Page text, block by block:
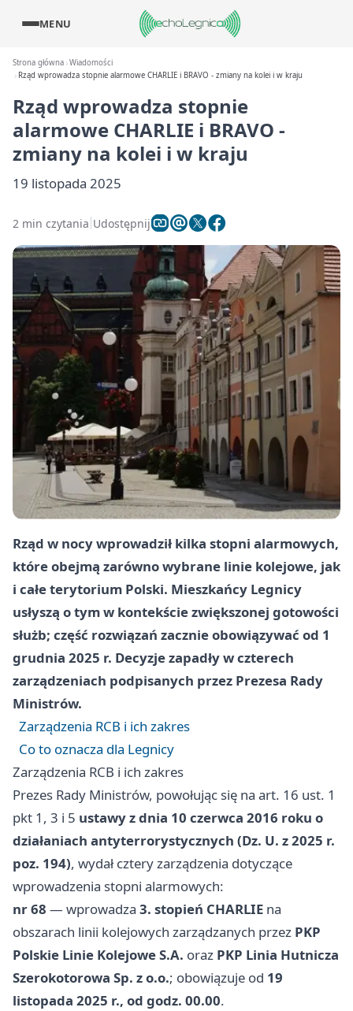
MENU
Strona główna Wiadomości
Rząd wprowadza stopnie alarmowe CHARLIE i BRAVO - zmiany na kolei i w kraju
Rząd wprowadza stopnie
alarmowe CHARLIE i BRAVO -
zmiany na kolei i w kraju
19 listopada 2025
2 min czytania Udostępnij
Rząd w nocy wprowadził kilka stopni alarmowych,
które obejmą zarówno wybrane linie kolejowe, jak
i całe terytorium Polski. Mieszkańcy Legnicy
usłyszą o tym w kontekście zwiększonej gotowości
służb; część rozwiązań zacznie obowiązywać od 1
grudnia 2025 r. Decyzje zapadły w czterech
zarządzeniach podpisanych przez Prezesa Rady
Ministrów.
Zarządzenia RCB i ich zakres
Co to oznacza dla Legnicy
Zarządzenia RCB i ich zakres
Prezes Rady Ministrów, powołując się na art. 16 ust. 1
pkt 1, 3 i 5 ustawy z dnia 10 czerwca 2016 roku o
działaniach antyterrorystycznych (Dz. U. z 2025 r.
poz. 194), wydał cztery zarządzenia dotyczące
wprowadzenia stopni alarmowych:
nr 68 — wprowadza 3. stopień CHARLIE na
obszarach linii kolejowych zarządzanych przez PKP
Polskie Linie Kolejowe S.A. oraz PKP Linia Hutnicza
Szerokotorowa Sp. z o.o.; obowiązuje od 19
listopada 2025 r., od godz. 00.00.